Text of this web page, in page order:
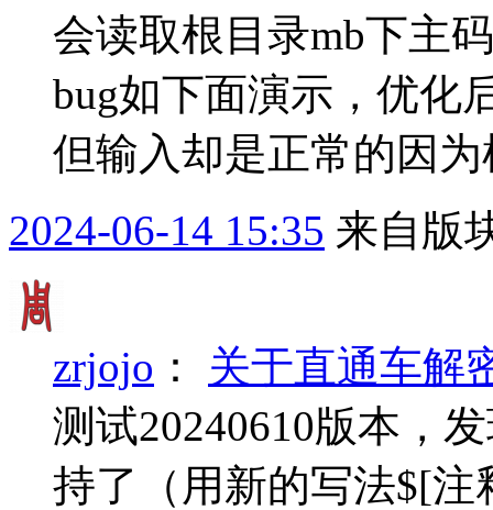
会读取根目录mb下主
bug如下面演示，优化
但输入却是正常的因
2024-06-14 15:35 来自版
zrjojo ： 关于直通车解
测试20240610版本，
持了（用新的写法$[注